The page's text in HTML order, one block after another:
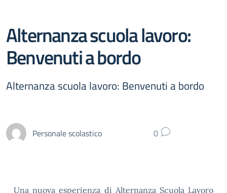
Alternanza scuola lavoro:
Benvenuti a bordo
Alternanza scuola lavoro: Benvenuti a bordo
Personale scolastico 0
Una nuova esperienza di Alternanza Scuola Lavoro